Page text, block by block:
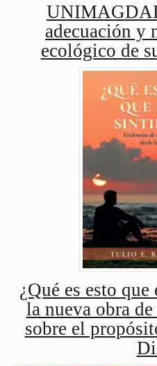
adecuación y
ecológico de
¿Qué es esto
la nueva obra
sobre el